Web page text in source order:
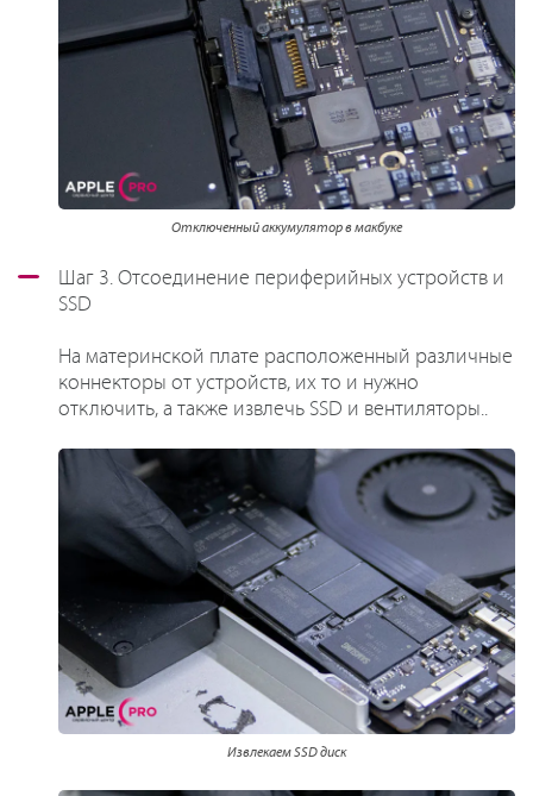
Отключенный аккумулятор в макбуке
Шаг 3. Отсоединение периферийных устройств и
SSD
На материнской плате расположенный различные
коннекторы от устройств, их то и нужно
отключить, а также извлечь SSD и вентиляторы..
Извлекаем SSD диск